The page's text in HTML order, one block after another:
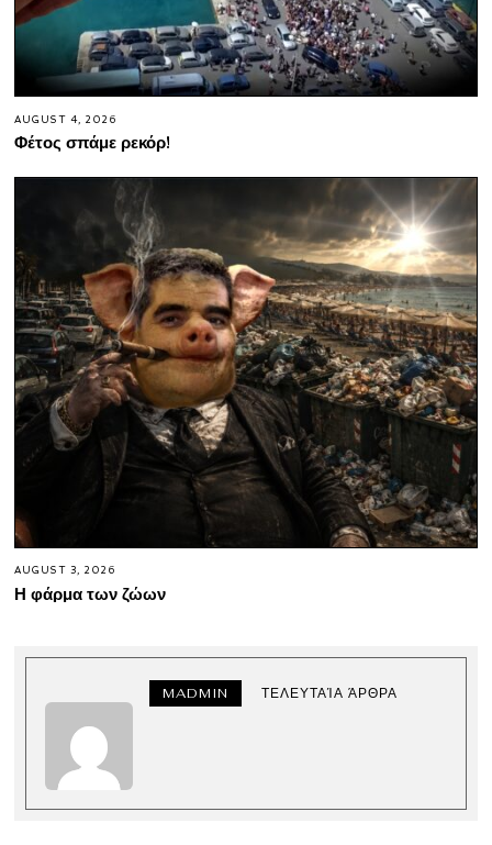
AUGUST 4, 2026
Φέτος σπάμε ρεκόρ!
AUGUST 3, 2026
Η φάρμα των ζώων
MADMIN ΤΕΛΕΥΤΑΊΑ ΆΡΘΡΑ